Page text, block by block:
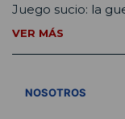
Juego sucio: la
VER MÁS
NOSOTROS